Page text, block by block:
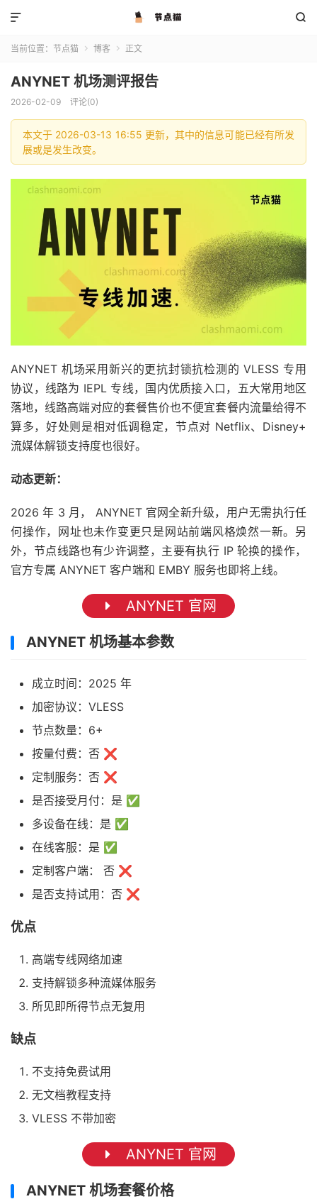


当前位置： 节点猫  博客  正文
ANYNET 机场测评报告
2026-02-09 评论(0)
本文于 2026-03-13 16:55 更新，其中的信息可能已经有所发
展或是发生改变。
ANYNET 机场采用新兴的更抗封锁抗检测的 VLESS 专用
协议，线路为 IEPL 专线，国内优质接入口，五大常用地区
落地，线路高端对应的套餐售价也不便宜套餐内流量给得不
算多，好处则是相对低调稳定，节点对 Netflix、Disney+
流媒体解锁支持度也很好。
动态更新：
2026 年 3 月， ANYNET 官网全新升级，用户无需执行任
何操作，网址也未作变更只是网站前端风格焕然一新。另
外，节点线路也有少许调整，主要有执行 IP 轮换的操作，
官方专属 ANYNET 客户端和 EMBY 服务也即将上线。
ANYNET 官网
ANYNET 机场基本参数
成立时间：2025 年
加密协议：VLESS
节点数量：6+
按量付费：否 ❌
定制服务：否 ❌
是否接受月付：是 ✅
多设备在线：是 ✅
在线客服：是 ✅
定制客户端： 否 ❌
是否支持试用：否 ❌
优点
高端专线网络加速
支持解锁多种流媒体服务
所见即所得节点无复用
缺点
不支持免费试用
无文档教程支持
VLESS 不带加密
ANYNET 官网
ANYNET 机场套餐价格